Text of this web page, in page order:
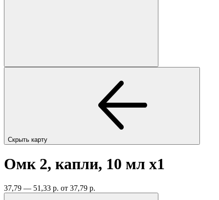
Скрыть карту
Омк 2, капли, 10 мл x1
37,79 — 51,33 р. от 37,79 р.